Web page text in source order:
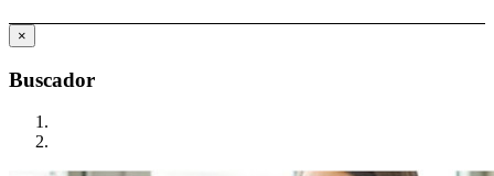
×
Buscador